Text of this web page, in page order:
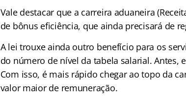
Vale destacar que a carreira aduaneira
de bônus eficiência, que ainda precisará de
A lei trouxe ainda outro benefício para os
do número de nível da tabela salarial. Antes,
Com isso, é mais rápido chegar ao topo da
valor maior de remuneração.